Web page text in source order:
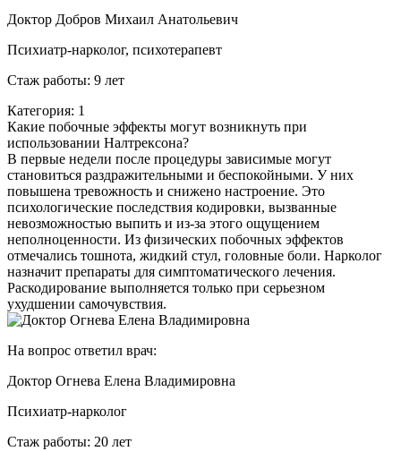
Доктор Добров Михаил Анатольевич
Психиатр-нарколог, психотерапевт
Стаж работы: 9 лет
Категория: 1
Какие побочные эффекты могут возникнуть при
использовании Налтрексона?
В первые недели после процедуры зависимые могут
становиться раздражительными и беспокойными. У них
повышена тревожность и снижено настроение. Это
психологические последствия кодировки, вызванные
невозможностью выпить и из-за этого ощущением
неполноценности. Из физических побочных эффектов
отмечались тошнота, жидкий стул, головные боли. Нарколог
назначит препараты для симптоматического лечения.
Раскодирование выполняется только при серьезном
ухудшении самочувствия.
На вопрос ответил врач:
Доктор Огнева Елена Владимировна
Психиатр-нарколог
Стаж работы: 20 лет